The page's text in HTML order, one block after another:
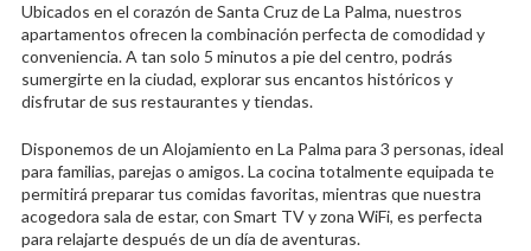
Ubicados en el corazón de Santa Cruz de La Palma, nuestros
apartamentos ofrecen la combinación perfecta de comodidad y
conveniencia. A tan solo 5 minutos a pie del centro, podrás
sumergirte en la ciudad, explorar sus encantos históricos y
disfrutar de sus restaurantes y tiendas.
Disponemos de un Alojamiento en La Palma para 3 personas, ideal
para familias, parejas o amigos. La cocina totalmente equipada te
permitirá preparar tus comidas favoritas, mientras que nuestra
acogedora sala de estar, con Smart TV y zona WiFi, es perfecta
para relajarte después de un día de aventuras.